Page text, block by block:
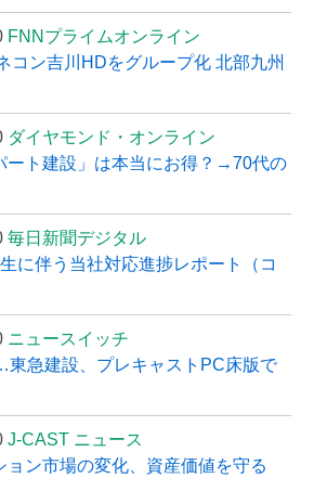
FNNプライムオンライン
コン吉川HDをグループ化 北部九州
ダイヤモンド・オンライン
ート建設」は本当にお得？→70代の
毎日新聞デジタル
に伴う当社対応進捗レポート（コ
ニュースイッチ
急建設、プレキャストPC床版で
J-CAST ニュース
ョン市場の変化、資産価値を守る